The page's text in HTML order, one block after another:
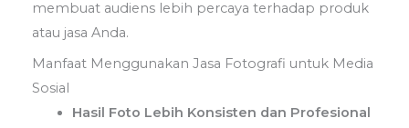
membuat audiens lebih percaya terhadap produk
atau jasa Anda.
Manfaat Menggunakan Jasa Fotografi untuk Media
Sosial
Hasil Foto Lebih Konsisten dan Profesional